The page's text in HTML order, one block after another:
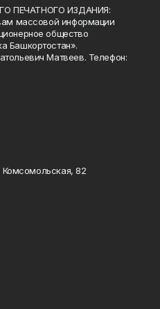
ПЕЧАТНОГО ИЗДАНИЯ:
массовой информации
общество
Башкортостан».
Матвеев. Телефон:
Комсомольская, 82